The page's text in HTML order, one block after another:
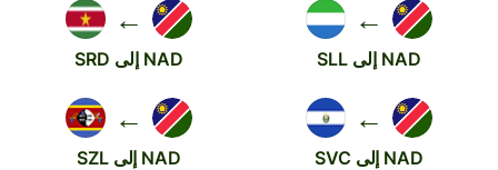
←
NAD إلى SLL
←
NAD إلى SRD
←
NAD إلى SVC
←
NAD إلى SZL